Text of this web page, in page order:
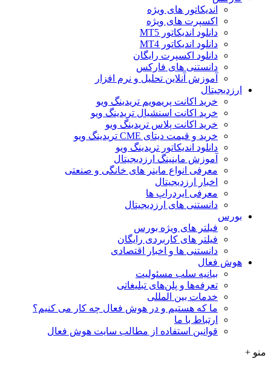
اندیکاتور های ویژه
اکسپرت های ویژه
دانلود اندیکاتور MT5
دانلود اندیکاتور MT4
دانلود اکسپرت رایگان
دانستنی های فارکس
آموزش آنلاین تحلیل و نرم افزار
ارزدیجیتال
خرید اکانت پریمویم تریدینگ ویو
خرید اکانت اسنشیال تریدینگ ویو
خرید اکانت پلاس تریدینگ ویو
خرید و قیمت دیتای CME تریدینگ ویو
دانلود اندیکاتور تریدینگ ویو
آموزش ماینینگ ارزدیجیتال
معرفی انواع ماینر های خانگی و صنعتی
اخبار ارزدیجیتال
معرفی ایردراپ ها
دانستنی های ارزدیجیتال
بورس
فیلتر های ویژه بورس
فیلتر های کاربردی رایگان
دانستنی ها و اخبار اقتصادی
هوش فعال
بیانیه سلب مسئولیت
تعرفه‌ها و پلن‌های تبلیغاتی
خدمات بین المللی
ما که هستیم و در هوش فعال چه کار می کنیم؟
ارتباط با ما
قوانین استفاده از مطالب سایت هوش فعال
منو +